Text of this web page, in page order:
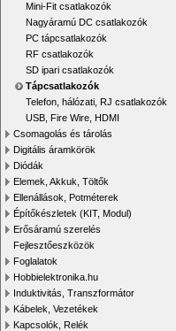
Mini-Fit csatlakozók
Nagyáramú DC csatlakozók
PC tápcsatlakozók
RF csatlakozók
SD ipari csatlakozók
Tápcsatlakozók
Telefon, hálózati, RJ csatlakozók
USB, Fire Wire, HDMI
Csomagolás és tárolás
Digitális áramkörök
Diódák
Elemek, Akkuk, Töltők
Ellenállások, Potméterek
Építőkészletek (KIT, Modul)
Erősáramú szerelés
Fejlesztőeszközök
Foglalatok
Hobbielektronika.hu
Induktivitás, Transzformátor
Kábelek, Vezetékek
Kapcsolók, Relék